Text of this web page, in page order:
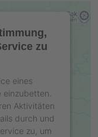
zu
eines
Aktivitäten
durch und
zu, um